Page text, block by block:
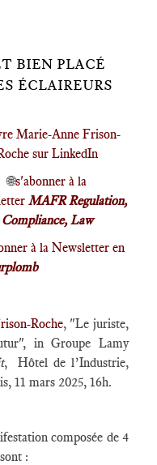
BIEN PLACÉ
ÉCLAIREURS
Marie-Anne Frison-
sur LinkedIn
🌐s'abonner à la
MAFR Regulation,
Compliance, Law
à la Newsletter en
Roche, "Le juriste,
in Groupe Lamy
, Hôtel de l’Industrie,
11 mars 2025, 16h.
composée de 4
: